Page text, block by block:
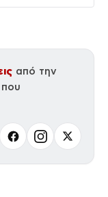
από την